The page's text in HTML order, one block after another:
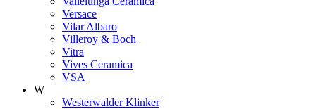
Versace
Vilar Albaro
Villeroy & Boch
Vitra
Vives Ceramica
VSA
W
Westerwalder Klinker